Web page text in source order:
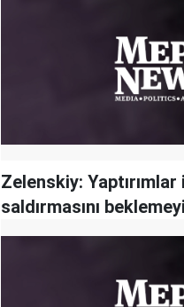
Zelenskiy: Yaptırımlar
saldırmasını